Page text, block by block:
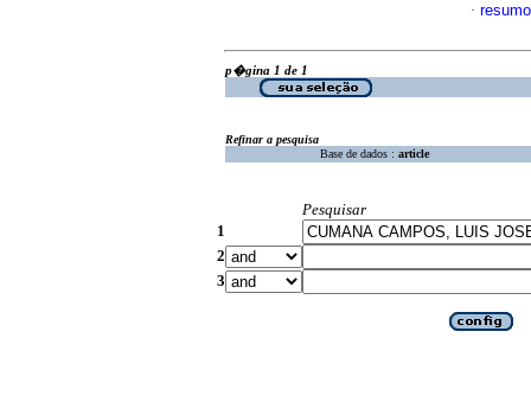
·
p�gina 1 de 1
Refinar a pesquisa
Base de dados : article
Pesquisar
1
2
3